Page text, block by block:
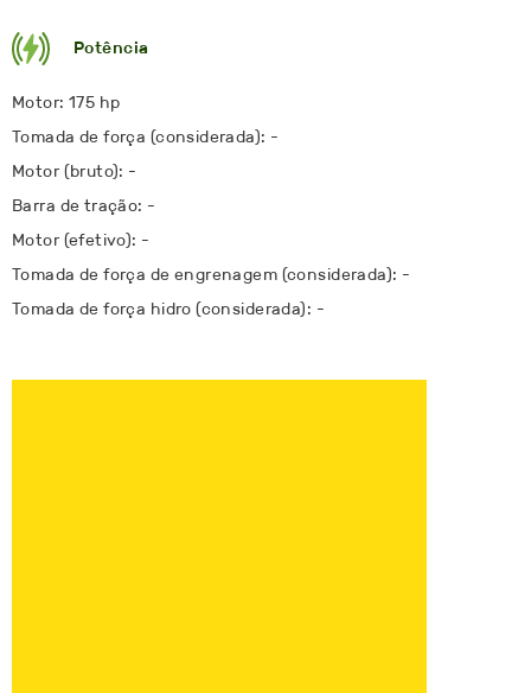
Potência
Motor: 175 hp
Tomada de força (considerada): -
Motor (bruto): -
Barra de tração: -
Motor (efetivo): -
Tomada de força de engrenagem (considerada): -
Tomada de força hidro (considerada): -